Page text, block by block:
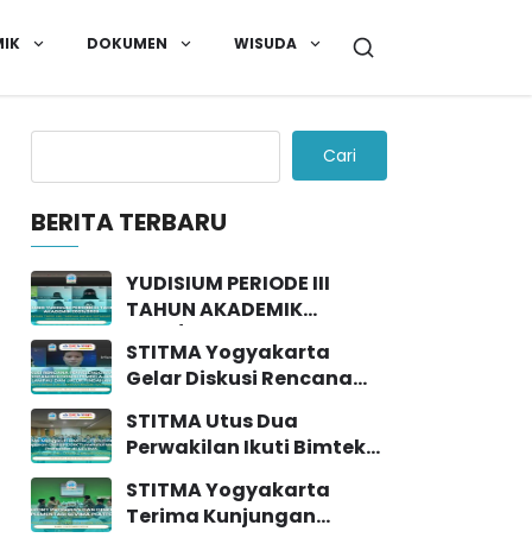
DOKUMEN WISUDA
Cari
BERITA TERBARU
YUDISIUM PERIODE III
TAHUN AKADEMIK
STITMA Yogyakarta
Gelar Diskusi Rencana
Program Rekognisi
Pembelajaran Lampau
(RPL) dan Jalur Pindahan
STITMA Utus Dua
Perwakilan Ikuti Bimtek
di Yogyakarta
STITMA Yogyakarta
Terima Kunjungan